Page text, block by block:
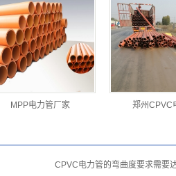
MPP电力管厂家 郑州CPVC
CPVC电力管的弯曲度要求需要